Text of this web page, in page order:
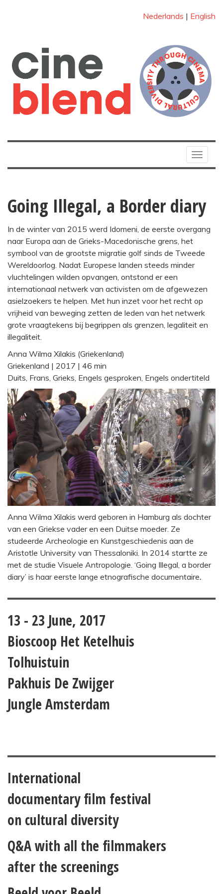
Nederlands | English
Toggle
Going Illegal, a Border diary
In de winter van 2015 werd Idomeni, de eerste overgang
naar Europa aan de Grieks-Macedonische grens, het
symbool van de grootste migratie golf sinds de Tweede
Wereldoorlog. Nadat Europese landen steeds minder
vluchtelingen wilden opvangen, ontstond er een
internationaal netwerk van activisten om de afgewezen
asielzoekers te helpen. Met hun inzet voor het recht op
vrijheid van beweging zetten de leden van het netwerk
grote vraagtekens bij begrippen als grenzen, legaliteit en
illegaliteit.
Anna Wilma Xilakis (Griekenland)
Griekenland | 2017 | 46 min
Duits, Frans, Grieks, Engels gesproken, Engels ondertiteld
Anna Wilma Xilakis werd geboren in Hamburg als dochter
van een Griekse vader en een Duitse moeder. Ze
studeerde Archeologie en Kunstgeschiedenis aan de
Aristotle University van Thessaloniki. In 2014 startte ze
met de studie Visuele Antropologie. ‘Going Illegal, a border
diary’ is haar eerste lange etnografische documentaire.
13 - 23 June, 2017
Bioscoop Het Ketelhuis
Tolhuistuin
Pakhuis De Zwijger
Jungle Amsterdam
International
documentary film festival
on cultural diversity
Q&A with all the filmmakers
after the screenings